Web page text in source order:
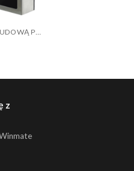
KOMPUTER PANELOWY Z OBUDOWĄ PCAP ZE STALI NIERDZEWNEJ IP69K
z